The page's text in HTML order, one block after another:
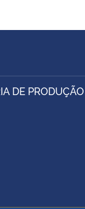
DE PRODUÇÃO